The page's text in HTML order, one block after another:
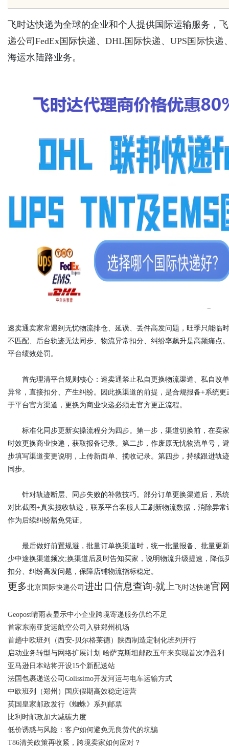
飞时达快递为全球的企业和个人提供国际运输服务，
递公司 FedEx国际快递 、 DHL国际快递 、 UPS国际快递
海运水陆路业务。
速卖通卖家常遇到无忧物流排仓、延误、丢件高发问题，旺季只能临
不匹配、后台轨迹无法同步、物流异常扣分、纠纷率飙升是高频痛点
平台绩效处罚。
首先理清平台规则核心：速卖通禁止私自更换物流渠道、私自改
异常，直接扣分、产生纠纷。因此换渠道的前提，是合规报备+系统
于平台官方渠道，更换为商业快递必须走官方更正流程。
标准化同步更新实操流程分为四步。第一步，渠道切换前，在卖
时效更换商业快递，获取报备记录。第二步，作废原无忧物流单号，
步填写渠道变更说明，上传新面单、揽收记录。第四步，持续跟进轨
同步。
针对轨迹断层、同步失败的补救技巧。部分订单更换渠道后，系
对比截图+真实揽收轨迹，联系平台客服人工刷新物流数据，消除异
作为后续纠纷豁免凭证。
最后做好前置规避，批量订单换渠道时，统一批量报备、批量更
少中途换渠道频次;换渠道后及时告知买家，说明物流升级提速，降
扣分、纠纷高发问题，保障店铺物流指标稳定。
更多北京国际快递公司 进出口信息查询-就上 飞时达快递官
Geopost晴雨表显示中小企业跨境寄递服务供给不足
首家东南亚货运航空公司入驻郑州机场
首趟中欧班列（西安-贝尔格莱德）陕西制造定制化班列开行
启动业务转型与网络扩展计划 哈萨克斯坦邮政五年来实现首次净盈利
亚马逊日本站将开设15个新配送站
法国包裹递送公司Colissimo开发河运与电车运输方式
中欧班列（郑州）国庆假期高效稳定运营
英国皇家邮政发行《蜘蛛》系列邮票
比利时邮政加大减碳力度
低价诱惑与风险：客户如何避免无良货代的坑骗
T86清关政策再收紧，跨境卖家如何应对？